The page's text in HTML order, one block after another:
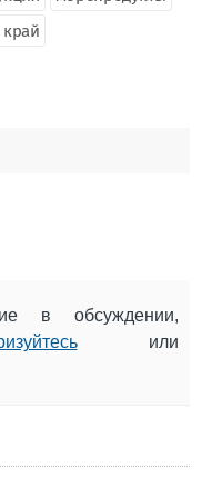
в обсуждении,
или